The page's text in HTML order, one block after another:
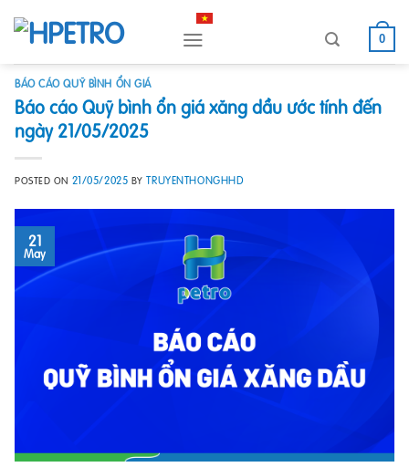
content
0
BÁO CÁO QUỸ BÌNH ỔN GIÁ
Báo cáo Quỹ bình ổn giá xăng dầu ước tính đến
ngày 21/05/2025
POSTED ON 21/05/2025 BYTRUYENTHONGHHD
21
May